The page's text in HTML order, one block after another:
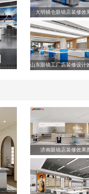
大明镜仓眼镜店装修效
山东眼镜工厂店装修设计
济南眼镜店装修效果